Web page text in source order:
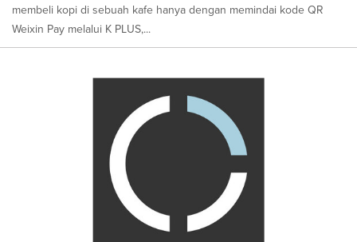
membeli kopi di sebuah kafe hanya dengan memindai kode QR
Weixin Pay melalui K PLUS,...